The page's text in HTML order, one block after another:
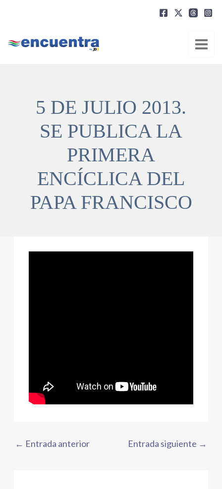
5 DE JULIO 2013.
SE PUBLICA LA
PRIMERA
ENCÍCLICA DEL
PAPA FRANCISCO
← Entrada anterior Entrada siguiente →